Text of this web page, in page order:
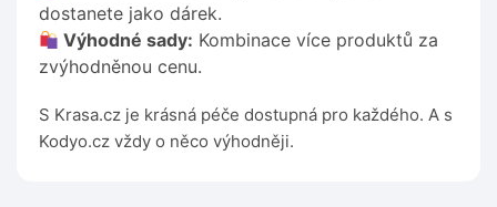
dostanete jako dárek.
Výhodné sady: Kombinace více produktů za
zvýhodněnou cenu.
S Krasa.cz je krásná péče dostupná pro každého. A s
Kodyo.cz vždy o něco výhodněji.